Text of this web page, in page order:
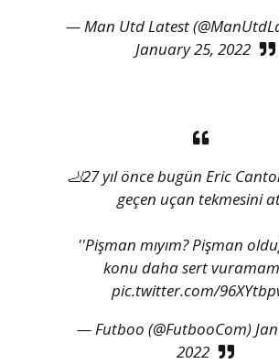
— Man Utd Latest
January 25, 2022
🦶27 yıl önce bugün Eric
geçen uçan tekmesini
''Pişman mıyım? Pişman
konu daha sert
pic.twitter.com/
— Futboo (@FutbooCom)
2022